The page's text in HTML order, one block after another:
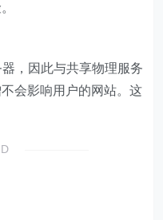
，因此与共享物理服务
会影响用户的网站。这